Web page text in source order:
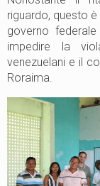
riguardo, questo
governo
impedire la
venezuelani e il
Roraima.